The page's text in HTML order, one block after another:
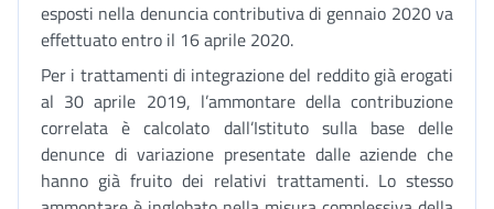
esposti nella denuncia contributiva di gennaio 2020 va
effettuato entro il 16 aprile 2020.
Per i trattamenti di integrazione del reddito già erogati
al 30 aprile 2019, l’ammontare della contribuzione
correlata è calcolato dall’Istituto sulla base delle
denunce di variazione presentate dalle aziende che
hanno già fruito dei relativi trattamenti. Lo stesso